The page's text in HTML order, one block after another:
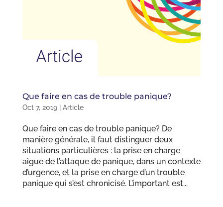
Que faire en cas de trouble panique?
Oct 7, 2019| Article
Que faire en cas de trouble panique? De
manière générale, il faut distinguer deux
situations particulières : la prise en charge
aigue de l’attaque de panique, dans un contexte
d’urgence, et la prise en charge d’un trouble
panique qui s’est chronicisé. L’important est...